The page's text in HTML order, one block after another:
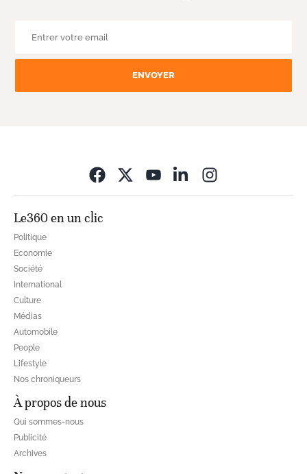
ENVOYER
Le360 en un clic
Politique
Economie
Société
International
Culture
Médias
Automobile
People
Lifestyle
Nos chroniqueurs
À propos de nous
Qui sommes-nous
Publicité
Archives